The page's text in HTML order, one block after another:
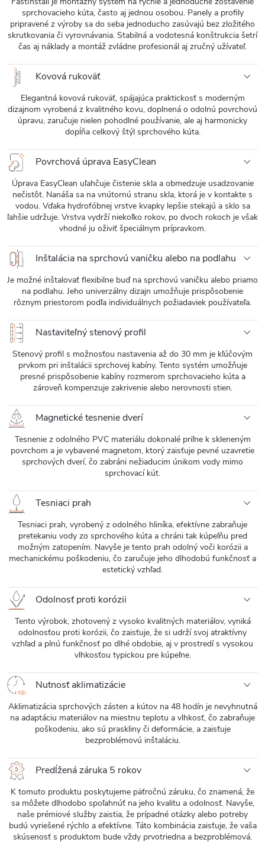
sprchovacieho kúta, často aj jednou osobou. Panely a profily
pripravené z výroby sa do seba jednoducho zasúvajú bez zložitého
skrutkovania či vyrovnávania. Stabilná a vodotesná konštrukcia šetrí
čas aj náklady a montáž zvládne profesionál aj zručný užívateľ.
Kovová rukoväť
Elegantná kovová rukoväť, spájajúca praktickosť s moderným
dizajnom vyrobená z kvalitného kovu, doplnená o odolnú povrchovú
úpravu, zaručuje nielen pohodlné používanie, ale aj harmonicky
dopĺňa celkový štýl sprchového kúta.
Povrchová úprava EasyClean
Úprava EasyClean uľahčuje čistenie skla a obmedzuje usadzovanie
nečistôt. Nanáša sa na vnútornú stranu skla, ktorá je v kontakte s
vodou. Vďaka hydrofóbnej vrstve kvapky lepšie stekajú a sklo sa
ľahšie udržuje. Vrstva vydrží niekoľko rokov, po dvoch rokoch je však
vhodné ju oživiť špeciálnym prípravkom.
Inštalácia na sprchovú vaničku alebo na podlahu
Je možné inštalovať flexibilne buď na sprchovú vaničku alebo priamo
na podlahu. Jeho univerzálny dizajn umožňuje prispôsobenie
rôznym priestorom podľa individuálnych požiadaviek používateľa.
Nastaviteľný stenový profil
Stenový profil s možnosťou nastavenia až do 30 mm je kľúčovým
prvkom pri inštalácii sprchovej kabíny. Tento systém umožňuje
presné prispôsobenie kabíny rozmerom sprchovacieho kúta a
zároveň kompenzuje zakrivenie alebo nerovnosti stien.
Magnetické tesnenie dverí
Tesnenie z odolného PVC materiálu dokonalé priľne k skleneným
povrchom a je vybavené magnetom, ktorý zaisťuje pevné uzavretie
sprchových dverí, čo zabráni nežiaducim únikom vody mimo
sprchovací kút.
Tesniaci prah
Tesniaci prah, vyrobený z odolného hliníka, efektívne zabraňuje
pretekaniu vody zo sprchového kúta a chráni tak kúpeľňu pred
možným zatopením. Navyše je tento prah odolný voči korózii a
mechanickému poškodeniu, čo zaručuje jeho dlhodobú funkčnosť a
estetický vzhľad.
Odolnosť proti korózii
Tento výrobok, zhotovený z vysoko kvalitných materiálov, vyniká
odolnosťou proti korózii, čo zaisťuje, že si udrží svoj atraktívny
vzhľad a plnú funkčnosť po dlhé obdobie, aj v prostredí s vysokou
vlhkosťou typickou pre kúpeľne.
Nutnosť aklimatizácie
Aklimatizácia sprchových zásten a kútov na 48 hodín je nevyhnutná
na adaptáciu materiálov na miestnu teplotu a vlhkosť, čo zabraňuje
poškodeniu, ako sú praskliny či deformácie, a zaisťuje
bezproblémovú inštaláciu.
Predĺžená záruka 5 rokov
K tomuto produktu poskytujeme päťročnú záruku, čo znamená, že
sa môžete dlhodobo spoľahnúť na jeho kvalitu a odolnosť. Navyše,
naše prémiové služby zaistia, že prípadné otázky alebo potreby
budú vyriešené rýchlo a efektívne. Táto kombinácia zaisťuje, že vaša
skúsenosť s produktom bude vždy prvotriedna a bezproblémová.